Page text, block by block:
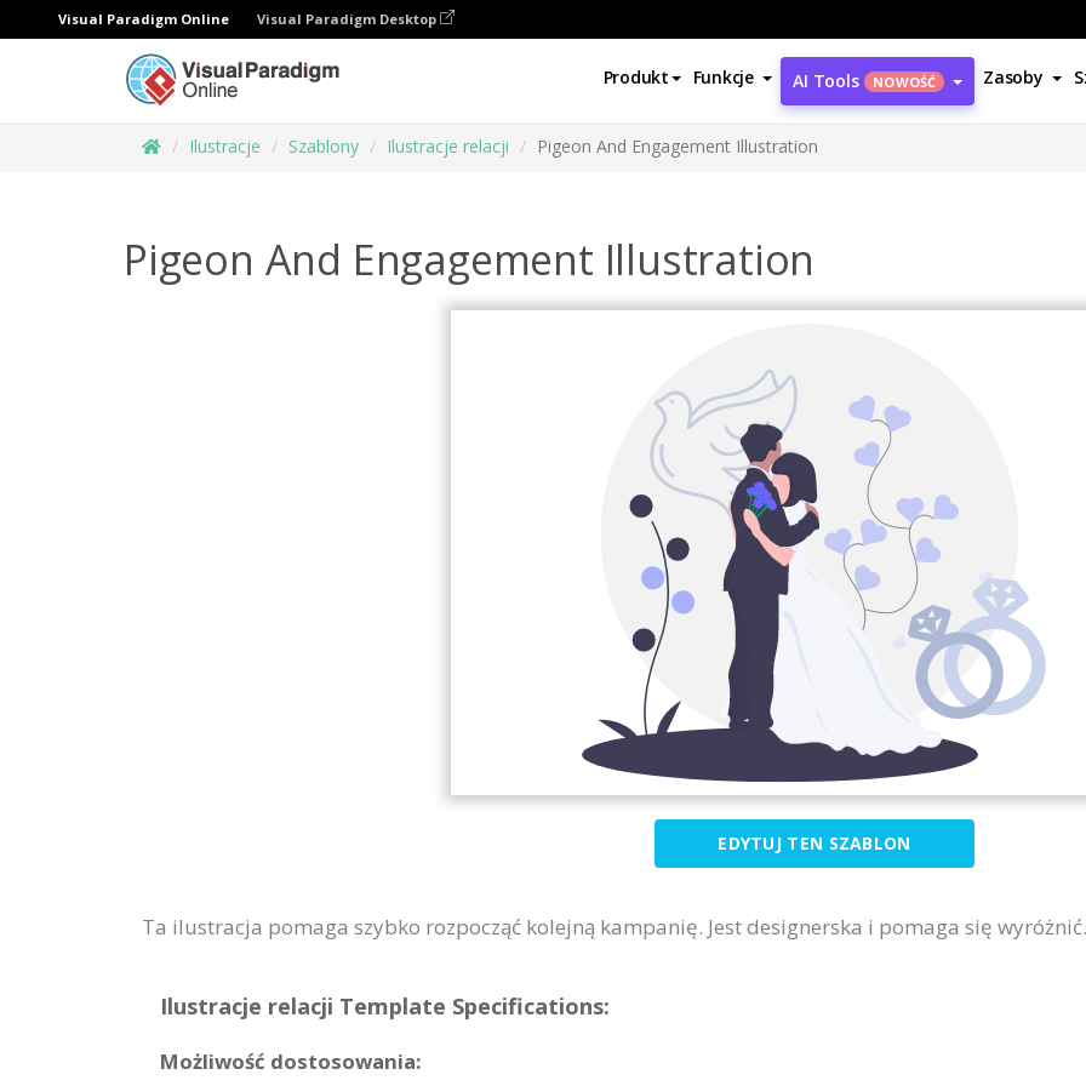
Visual Paradigm Online Visual Paradigm Desktop
Produkt Funkcje AI Tools NOWOŚĆ Zasoby
Ilustracje Szablony Ilustracje relacji Pigeon And Engagement Illustration
Pigeon And Engagement Illustration
EDYTUJ TEN SZABLON
Ta ilustracja pomaga szybko rozpocząć kolejną kampanię. Jest designerska i pomaga się wyróżnić.
Ilustracje relacji Template Specifications:
Możliwość dostosowania: